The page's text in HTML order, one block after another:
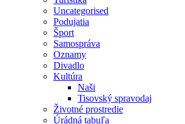
Uncategorised
Podujatia
Šport
Samospráva
Oznamy
Divadlo
Kultúra
Naši
Tisovský spravodaj
Životné prostredie
Úrádná tabuľa